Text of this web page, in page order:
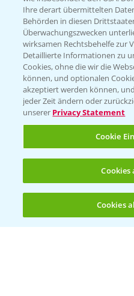
T.+49 (0)214/
Allgemeine
Ihre derart übermittelten
Behörden in diesen
Überwachungszwecken
wirksamen Rechtsbehelfe zur
Detaillierte Informationen zu
Cookies, ohne die wir die
können, und optionalen
akzeptiert werden können,
jeder Zeit ändern oder
unserer Privacy Statement
Cookie
Cookies
Cookies